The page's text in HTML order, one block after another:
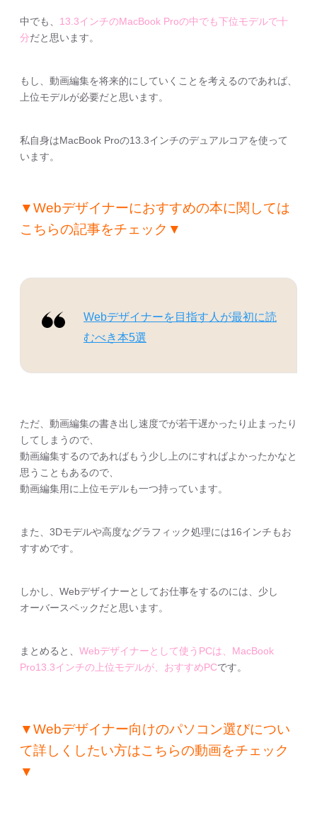
中でも、 13.3インチのMacBook Proの中でも下位モデルで十
分だと思います。
もし、動画編集を将来的にしていくことを考えるのであれば、
上位モデルが必要だと思います。
私自身はMacBook Proの13.3インチのデュアルコアを使って
います。
▼Webデザイナーにおすすめの本に関しては
こちらの記事をチェック▼
Webデザイナーを目指す人が最初に読
むべき本5選
ただ、動画編集の書き出し速度でが若干遅かったり止まったり
してしまうので、
動画編集するのであればもう少し上のにすればよかったかなと
思うこともあるので、
動画編集用に上位モデルも一つ持っています。
また、3Dモデルや高度なグラフィック処理には16インチもお
すすめです。
しかし、Webデザイナーとしてお仕事をするのには、少し
オーバースペックだと思います。
まとめると、 Webデザイナーとして使うPCは、MacBook
Pro13.3インチの上位モデルが、おすすめPCです。
▼Webデザイナー向けのパソコン選びについ
て詳しくしたい方はこちらの動画をチェック
▼